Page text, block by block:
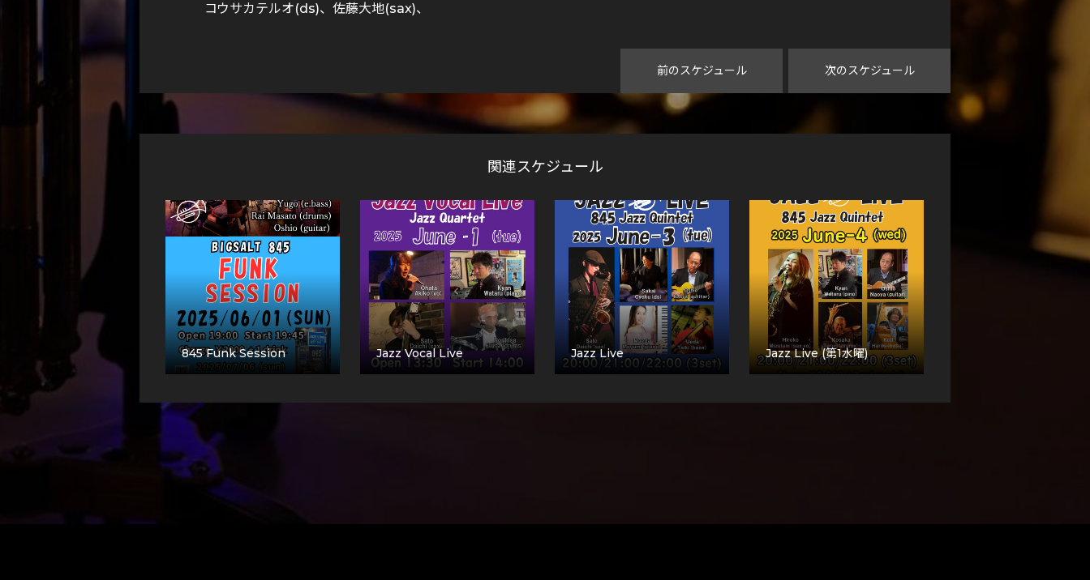
コウサカテルオ(ds)、佐藤大地(sax)、
前のスケジュール 次のスケジュール
関連スケジュール
845 Funk Session Jazz Vocal Live Jazz Live Jazz Live (第1水曜)